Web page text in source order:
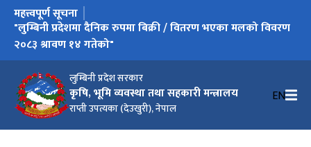
लुम्बिनी प्रदेश सरकार
कृषि, भूमि व्यवस्था तथा सहकारी मन्त्रालय
राप्ती उपत्यका (देउखुरी), नेपाल
EN
महत्त्वपूर्ण सूचना
"लुम्बिनी प्रदेशमा दैनिक रुपमा बिक्री / वितरण भएका मलको विवरण
२०८३ श्रावण १४ गतेको"